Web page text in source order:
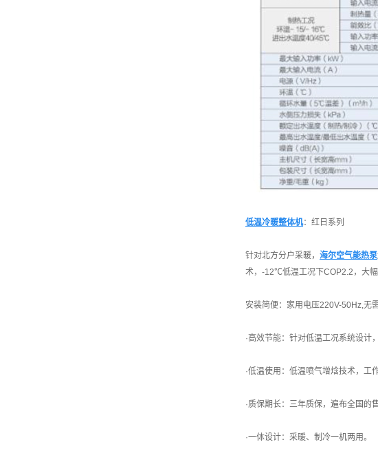
低温冷暖整体机：红日系列
针对北方分户采暖， 海尔空气能热泵
术，-12℃低温工况下COP2.2，大
安装简便：家用电压220V-50Hz,无
·高效节能：针对低温工况系统设计
·低温使用：低温喷气增焓技术，工
·质保期长：三年质保，遍布全国的
·一体设计：采暖、制冷一机两用。